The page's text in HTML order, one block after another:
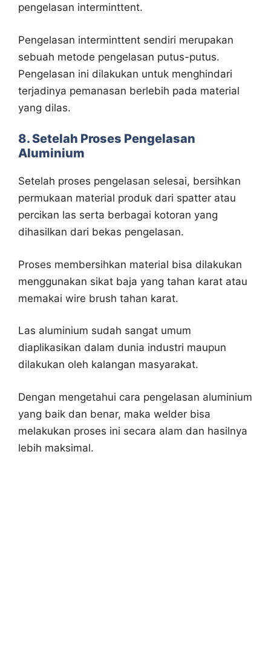
pengelasan interminttent.
Pengelasan interminttent sendiri merupakan
sebuah metode pengelasan putus-putus.
Pengelasan ini dilakukan untuk menghindari
terjadinya pemanasan berlebih pada material
yang dilas.
8. Setelah Proses Pengelasan
Aluminium
Setelah proses pengelasan selesai, bersihkan
permukaan material produk dari spatter atau
percikan las serta berbagai kotoran yang
dihasilkan dari bekas pengelasan.
Proses membersihkan material bisa dilakukan
menggunakan sikat baja yang tahan karat atau
memakai wire brush tahan karat.
Las aluminium sudah sangat umum
diaplikasikan dalam dunia industri maupun
dilakukan oleh kalangan masyarakat.
Dengan mengetahui cara pengelasan aluminium
yang baik dan benar, maka welder bisa
melakukan proses ini secara alam dan hasilnya
lebih maksimal.